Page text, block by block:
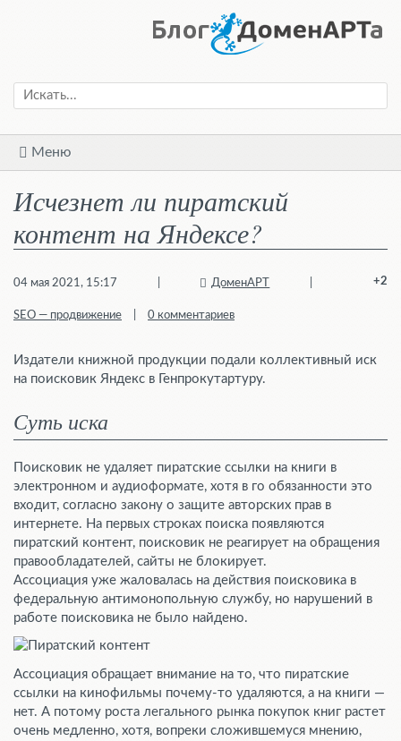
Меню
Исчезнет ли пиратский
контент на Яндексе?
+2
04 мая 2021, 15:17 ДоменАРТ
SEO — продвижение 0 комментариев
Издатели книжной продукции подали коллективный иск
на поисковик Яндекс в Генпрокутартуру.
Суть иска
Поисковик не удаляет пиратские ссылки на книги в
электронном и аудиоформате, хотя в го обязанности это
входит, согласно закону о защите авторских прав в
интернете. На первых строках поиска появляются
пиратский контент, поисковик не реагирует на обращения
правообладателей, сайты не блокирует.
Ассоциация уже жаловалась на действия поисковика в
федеральную антимонопольную службу, но нарушений в
работе поисковика не было найдено.
Ассоциация обращает внимание на то, что пиратские
ссылки на кинофильмы почему-то удаляются, а на книги —
нет. А потому роста легального рынка покупок книг растет
очень медленно, хотя, вопреки сложившемуся мнению,